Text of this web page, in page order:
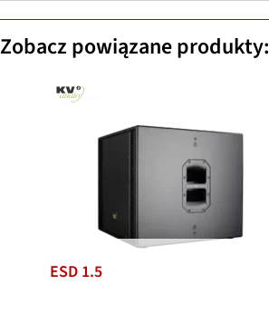
Zobacz powiązane produkty:
ESD 1.5